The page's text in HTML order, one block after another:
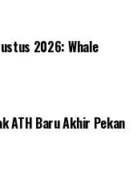
2026: Whale
ATH Baru Akhir Pekan